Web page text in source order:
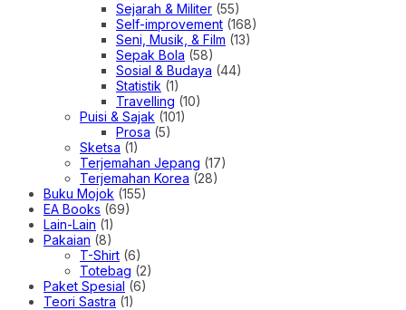
Sejarah & Militer (55)
Self-improvement (168)
Seni, Musik, & Film (13)
Sepak Bola (58)
Sosial & Budaya (44)
Statistik (1)
Travelling (10)
Puisi & Sajak (101)
Prosa (5)
Sketsa (1)
Terjemahan Jepang (17)
Terjemahan Korea (28)
Buku Mojok (155)
EA Books (69)
Lain-Lain (1)
Pakaian (8)
T-Shirt (6)
Totebag (2)
Paket Spesial (6)
Teori Sastra (1)